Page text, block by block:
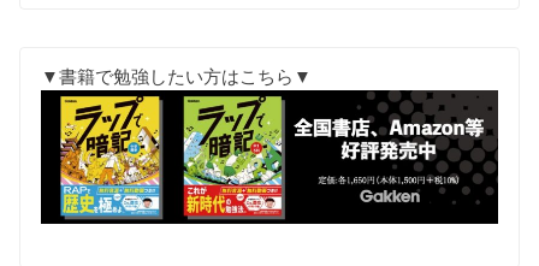
▼書籍で勉強したい方はこちら▼